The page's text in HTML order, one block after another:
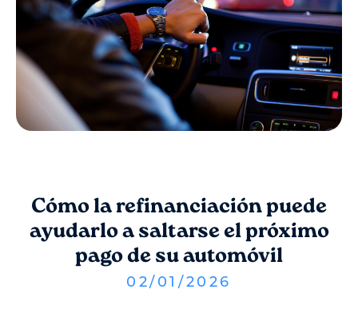
Cómo la refinanciación puede
ayudarlo a saltarse el próximo
pago de su automóvil
02/ 01 / 2026